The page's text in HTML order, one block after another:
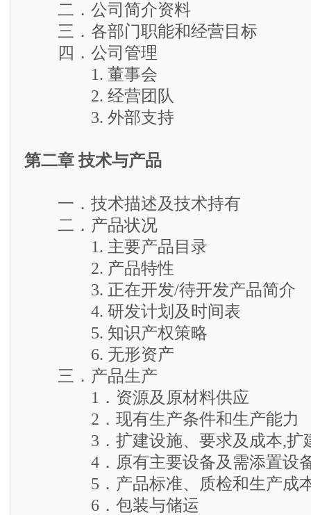
二．公司简介资料
三．各部门职能和经营目标
四．公司管理
1. 董事会
2. 经营团队
3. 外部支持
第二章 技术与产品
一．技术描述及技术持有
二．产品状况
1. 主要产品目录
2. 产品特性
3. 正在开发/待开发产品简介
4. 研发计划及时间表
5. 知识产权策略
6. 无形资产
三．产品生产
1．资源及原材料供应
2．现有生产条件和生产能力
3．扩建设施、要求及成本,扩建
4．原有主要设备及需添置设
5．产品标准、质检和生产成
6．包装与储运